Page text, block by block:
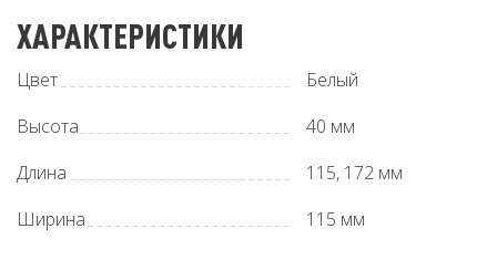
ХАРАКТЕРИСТИКИ
Цвет
Белый
Высота
40 мм
Длина
115, 172 мм
Ширинa
115 мм